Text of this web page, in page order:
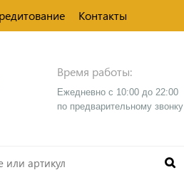
Контакты
Время работы:
Ежедневно с 10:00 до 22:00
​по предварительному звонку